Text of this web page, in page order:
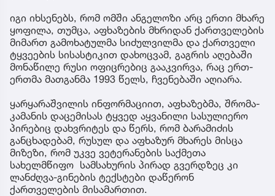
იგი იხსენებს, რომ ომში ანგელოზი არც ერთი მხარე
ყოფილა, თუმცა, აფხაზების მხრიდან ქართველების
მიმართ გამოხატულმა სიძულვილმა და ქართველი
ტყვეების სისასტიკით დახოცვამ, გაგრის აღებაში
მონაწილე რუსი ოფიცრებიც გააკვირვა, რაც ერთ-
ერთმა მათგანმა 1993 წელს, ჩვენებაში აღიარა.
ყარყარაშვილის ინფორმაციით, აფხაზებმა, შრომა-
კამანის დაცემისას ტყვედ აყვანილი სასულიერო
პირებიც დახვრიტეს და წერს, რომ ბარამიძის
განცხადებამ, რუსულ და აფხაზურ მხარეს მისცა
მიზეზი, რომ უკვე ვეტერანების საქმეთა
სახელმწიფო სამსახურის პირად გვერდზეც კი
ლანძღვა-გინების ტექსტები დაწერონ
ქართველების მისამართით.